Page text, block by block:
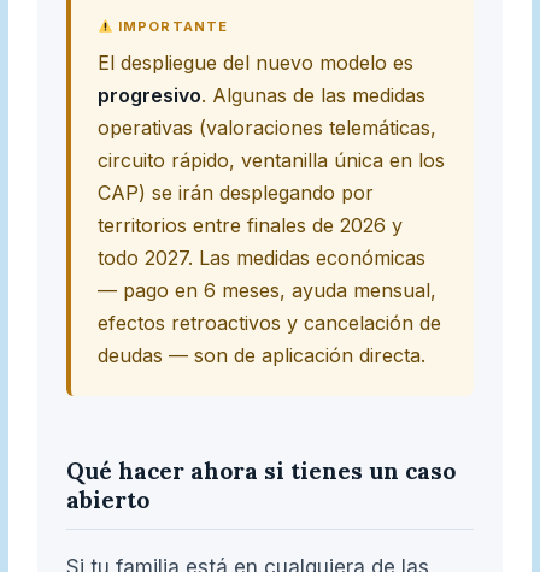
IMPORTANTE
El despliegue del nuevo modelo es
progresivo. Algunas de las medidas
operativas (valoraciones telemáticas,
circuito rápido, ventanilla única en los
CAP) se irán desplegando por
territorios entre finales de 2026 y
todo 2027. Las medidas económicas
— pago en 6 meses, ayuda mensual,
efectos retroactivos y cancelación de
deudas — son de aplicación directa.
Qué hacer ahora si tienes un caso
abierto